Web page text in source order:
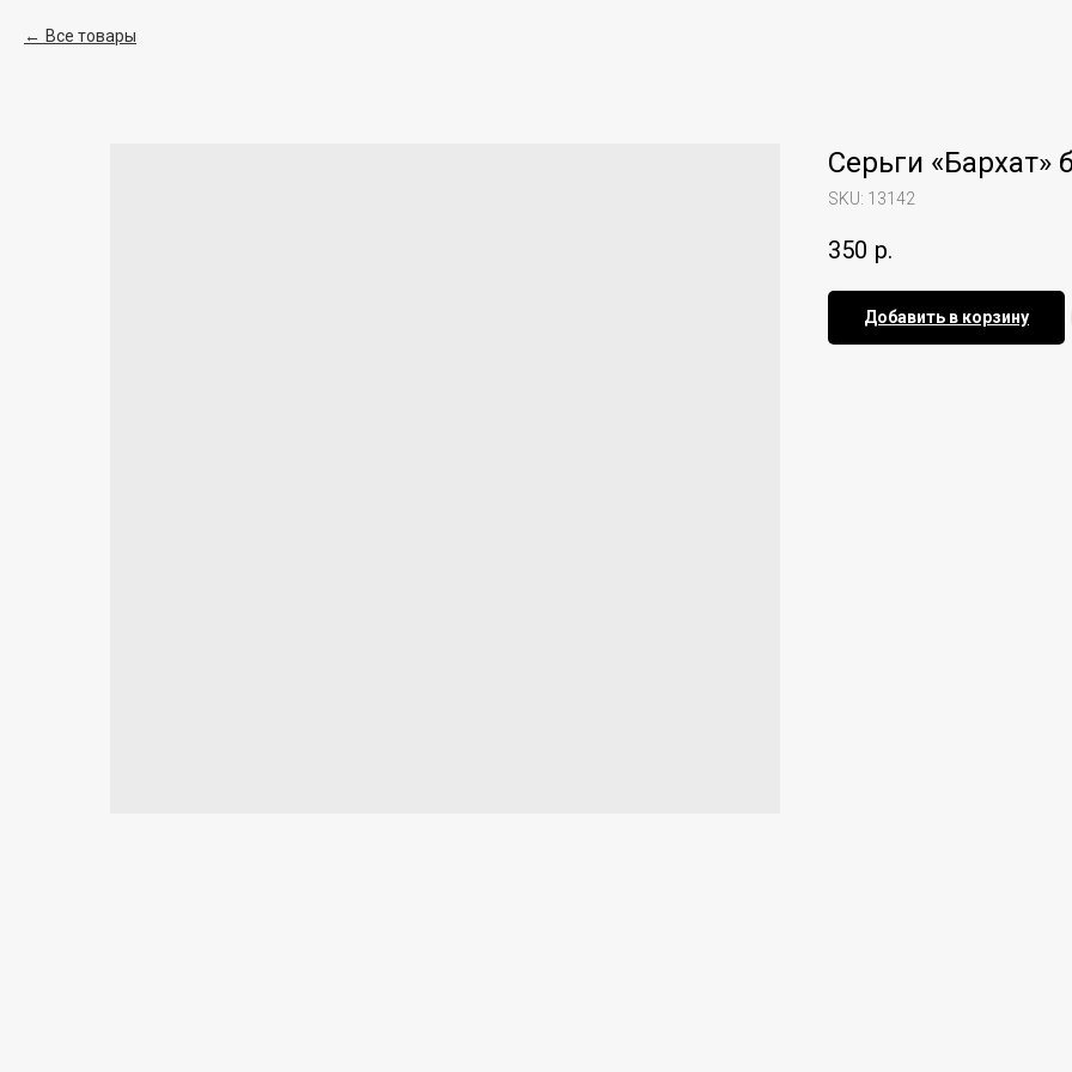
Все товары
Серьги «Бархат»
SKU: 13142
350 р.
Добавить в корзину